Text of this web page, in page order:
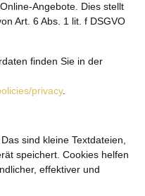
Angebote. Dies stellt
Art. 6 Abs. 1 lit. f DSGVO
finden Sie in der
privacy.
sind kleine Textdateien,
speichert. Cookies helfen
effektiver und